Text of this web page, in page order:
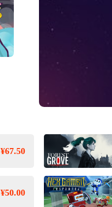
¥67.50
¥50.00